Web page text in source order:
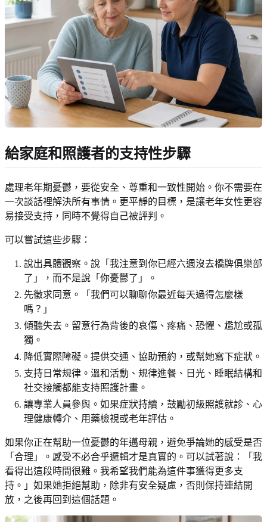
給家庭和照護者的支持性步驟
處理老年期憂鬱，要從安全、尊重和一致性開始。你不需要在
一次談話裡解決所有事情。更平靜的目標，是讓老年女性更容
易接受支持，同時不覺得自己被評判。
可以嘗試這些步驟：
說出具體觀察。說「我注意到你已經六週沒去橋牌俱樂部
了」，而不是說「你憂鬱了」。
先徵求同意。「我們可以聊聊你最近每天過得怎麼樣
嗎？」
傾聽失去。留意行為背後的哀傷、疼痛、恐懼、尷尬或孤
獨。
降低實際障礙。提供交通、協助預約，或幫她寫下症狀。
支持日常規律。溫和活動、規律進餐、日光、睡眠結構和
社交接觸都能支持照護計畫。
讓專業人員參與。如果症狀持續，鼓勵初級照護就診、心
理健康轉介、用藥檢視或老年評估。
如果你正在幫助一位憂鬱的年邁母親，避免爭論她的感受是否
「合理」。感受不必合乎邏輯才是真實的。可以試著說：「我
看得出這段時間很難。我希望我們能為這件事獲得更多支
持。」如果她拒絕幫助，除非有安全疑慮，否則保持連結開
放，之後再回到這個話題。